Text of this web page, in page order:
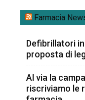
Farmacia
Defibrillatori
proposta di
Al via la
riscriviamo le